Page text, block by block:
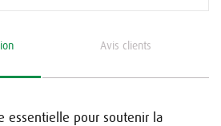
Avis clients
essentielle pour soutenir la